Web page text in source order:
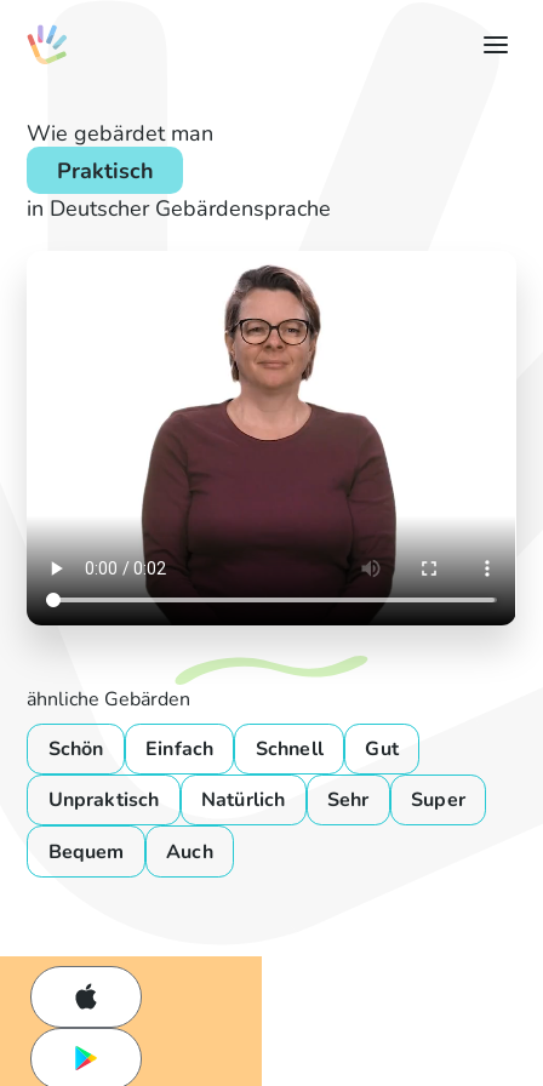
Wie gebärdet man
Praktisch
in Deutscher Gebärdensprache
ähnliche Gebärden
Schön
Einfach Schnell
Gut
Unpraktisch
Natürlich Sehr
Super
Bequem
Auch